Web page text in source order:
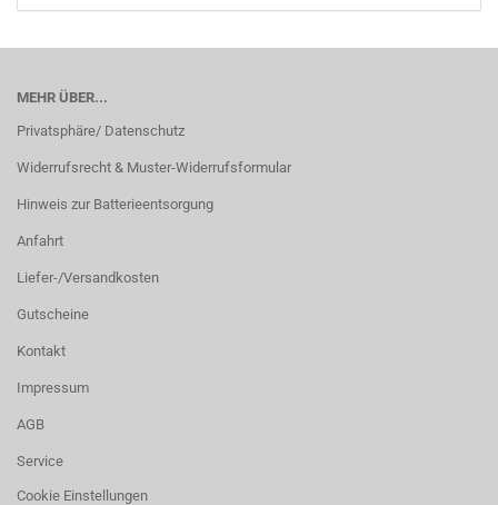
MEHR ÜBER...
Privatsphäre/ Datenschutz
Widerrufsrecht & Muster-Widerrufsformular
Hinweis zur Batterieentsorgung
Anfahrt
Liefer-/Versandkosten
Gutscheine
Kontakt
Impressum
AGB
Service
Cookie Einstellungen